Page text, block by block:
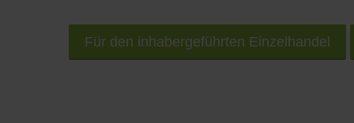
Für den inhabergeführten Einzelhandel